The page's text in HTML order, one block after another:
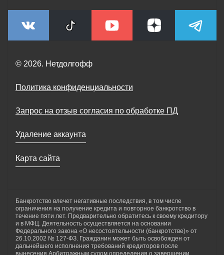
© 2026. Нетдолгофф
Политика конфиденциальности
Запрос на отзыв согласия по обработке ПД
Удаление аккаунта
Карта сайта
Банкротство влечет негативные последствия, в том числе
ограничения на получение кредита и повторное банкротство в
течение пяти лет. Предварительно обратитесь к своему кредитору
и в МФЦ. Деятельность осуществляется на основании
Федерального закона «О несостоятельности (банкротстве)» от
26.10.2002 № 127-ФЗ. Гражданин может быть освобожден от
дальнейшего исполнения требований кредиторов после
вынесения Арбитражным судом определения о завершении